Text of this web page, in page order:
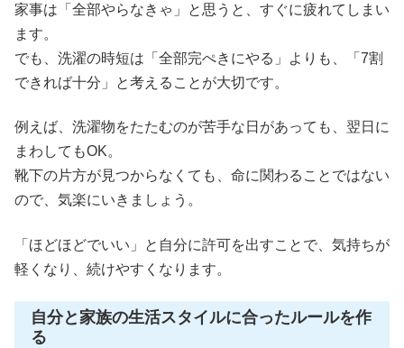
家事は「全部やらなきゃ」と思うと、すぐに疲れてしまい
ます。
でも、洗濯の時短は「全部完ぺきにやる」よりも、「7割
できれば十分」と考えることが大切です。
例えば、洗濯物をたたむのが苦手な日があっても、翌日に
まわしてもOK。
靴下の片方が見つからなくても、命に関わることではない
ので、気楽にいきましょう。
「ほどほどでいい」と自分に許可を出すことで、気持ちが
軽くなり、続けやすくなります。
自分と家族の生活スタイルに合ったルールを作
る